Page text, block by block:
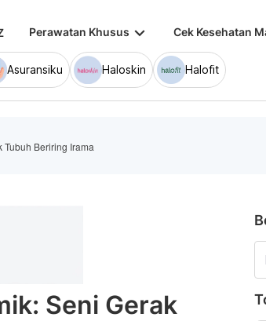
Perawatan Khusus keyboard_arrow_down Cek Kesehatan
Asuransiku Haloskin Halofit
Tubuh Beriring Irama
Seni Gerak